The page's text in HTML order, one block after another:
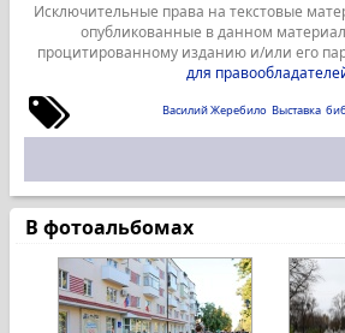
Исключительные права на текстовые
опубликованные в данном
процитированному изданию и/или его
для
Василий Жеребило Выставка
В фотоальбомах